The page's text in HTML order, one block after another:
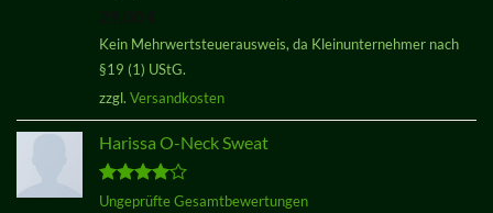
Kein Mehrwertsteuerausweis, da Kleinunternehmer nach
§19 (1) UStG.
zzgl. Versandkosten
Harissa O-Neck Sweat
Bewertet
Ungeprüfte Gesamtbewertungen